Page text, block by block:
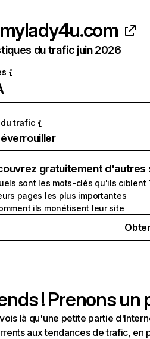
mylady4u.com
du trafic juin 2026
trafic
gratuitement
sont les mots-clés qu'ils ciblent
pages les plus importantes
ils monétisent leur site
! Prenons un
là qu'une petite partie
aux tendances de trafic, en